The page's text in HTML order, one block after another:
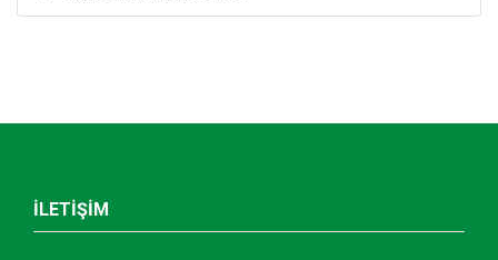
İLETİŞİM